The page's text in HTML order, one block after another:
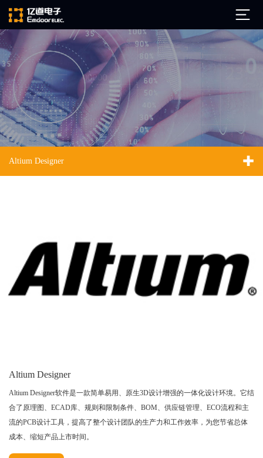
公司简介
发展历程
企业文化
ARM
Altium
Ansys
Visu-IT
TESSY
Ashling
JFrog
技术视频
网络研讨会
Altium Designer
Altium Designer
Altium Designer软件是一款简单易用、原生3D设计增强的一体化设计环境。它结
合了原理图、ECAD库、规则和限制条件、BOM、供应链管理、ECO流程和主
流的PCB设计工具，提高了整个设计团队的生产力和工作效率，为您节省总体
成本、缩短产品上市时间。